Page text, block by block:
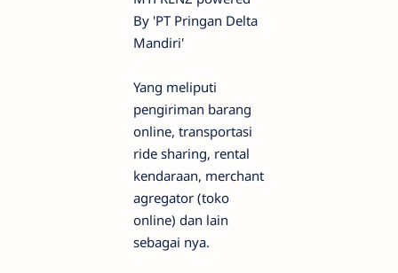
By 'PT Pringan Delta
Mandiri'
Yang meliputi
pengiriman barang
online, transportasi
ride sharing, rental
kendaraan, merchant
agregator (toko
online) dan lain
sebagai nya.